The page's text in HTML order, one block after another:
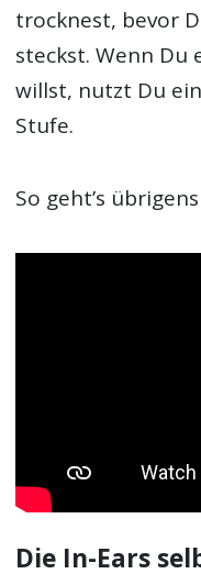
trocknest, bevor
steckst. Wenn Du
willst, nutzt Du
Stufe.
So geht’s
Die In-Ears